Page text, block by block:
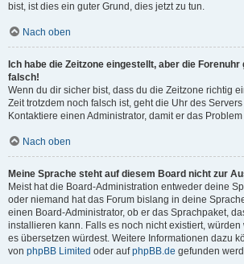
bist, ist dies ein guter Grund, dies jetzt zu tun.
Nach oben
Ich habe die Zeitzone eingestellt, aber die
falsch!
Wenn du dir sicher bist, dass du die Zeitzone richtig
Zeit trotzdem noch falsch ist, geht die Uhr des
Kontaktiere einen Administrator, damit er das
Nach oben
Meine Sprache steht auf diesem Board nicht zur
Meist hat die Board-Administration entweder deine
oder niemand hat das Forum bislang in deine
einen Board-Administrator, ob er das Sprachpaket,
installieren kann. Falls es noch nicht existiert,
es übersetzen würdest. Weitere Informationen dazu
von phpBB Limited oder aufphpBB.de gefunden